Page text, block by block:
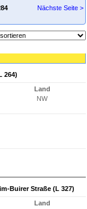
Nächste Seite >
264)
Land
NW
Buirer Straße (L 327)
Land